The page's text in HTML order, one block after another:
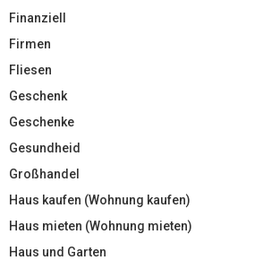
Finanziell
Firmen
Fliesen
Geschenk
Geschenke
Gesundheid
Großhandel
Haus kaufen (Wohnung kaufen)
Haus mieten (Wohnung mieten)
Haus und Garten